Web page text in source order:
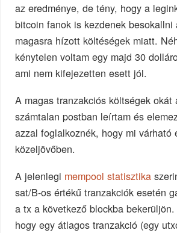
az eredménye, de tény, hogy a
bitcoin fanok is kezdenek besokallni
magasra hízott költéségek miatt.
kénytelen voltam egy majd 30
ami nem kifejezetten esett jól.
A magas tranzakciós költségek okát
számtalan postban leírtam és
azzal foglalkoznék, hogy mi várható
közeljövőben.
A jelenlegi mempool statisztika
sat/B-os értékű tranzakciók esetén
a tx a következő blockba
hogy egy átlagos tranzakció (egy